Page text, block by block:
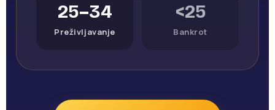
25–34
Preživljavanje
<25
Bankrot